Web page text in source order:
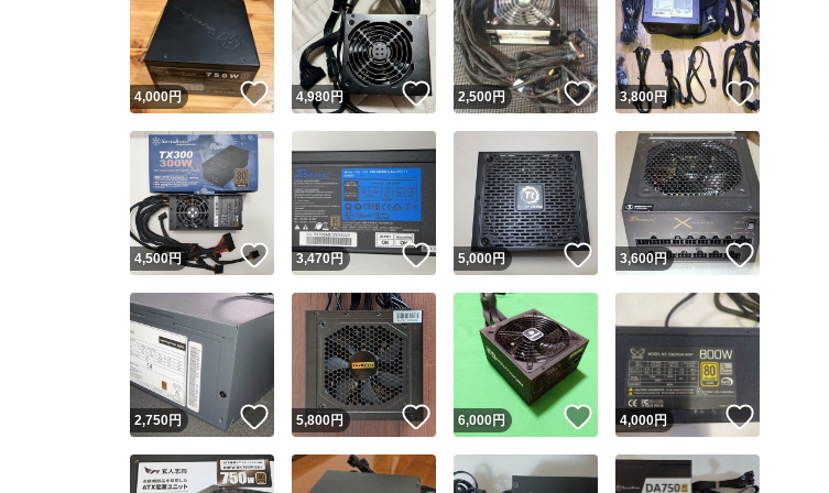
4,000円 いいね！
4,980円 いいね！
2,500円 いいね！
3,800円 いいね！
4,500円 いいね！
3,470円 いいね！
5,000円 いいね！
3,600円 いいね！
2,750円 いいね！
5,800円 いいね！
6,000円 いいね！
4,000円